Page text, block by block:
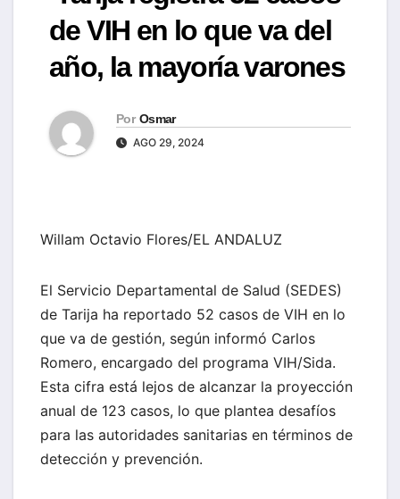
de VIH en lo que va del
año, la mayoría varones
Por Osmar
AGO 29, 2024
Willam Octavio Flores/EL ANDALUZ
El Servicio Departamental de Salud (SEDES)
de Tarija ha reportado 52 casos de VIH en lo
que va de gestión, según informó Carlos
Romero, encargado del programa VIH/Sida.
Esta cifra está lejos de alcanzar la proyección
anual de 123 casos, lo que plantea desafíos
para las autoridades sanitarias en términos de
detección y prevención.